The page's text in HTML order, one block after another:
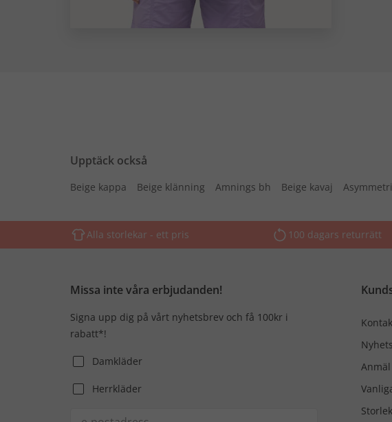
Upptäck också
Beige kappa Beige klänning Amnings bh Beige kavaj
Alla storlekar - ett pris 100 dagars returrätt
Missa inte våra erbjudanden!
Signa upp dig på vårt nyhetsbrev och få 100kr i
rabatt*!
Damkläder
Herrkläder